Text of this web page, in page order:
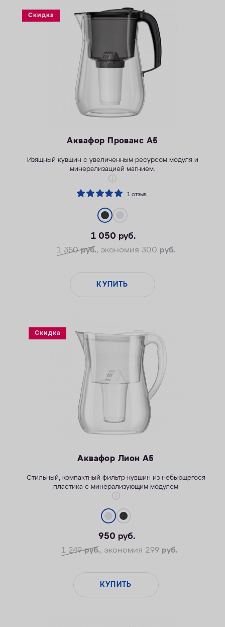
ОПЛАТАСкидка
Аквафор Прованс А5
Изящный кувшин с увеличенным ресурсом модуля и
минерализацией магнием.
1 отзыв
1 050 руб.
1 350руб., экономия 300 руб.
КУПИТЬ
Скидка
Аквафор Лион А5
Стильный, компактный фильтр-кувшин из небьющегося
пластикас минерализующим модулем
950 руб.
1 249руб., экономия 299 руб.
КУПИТЬ